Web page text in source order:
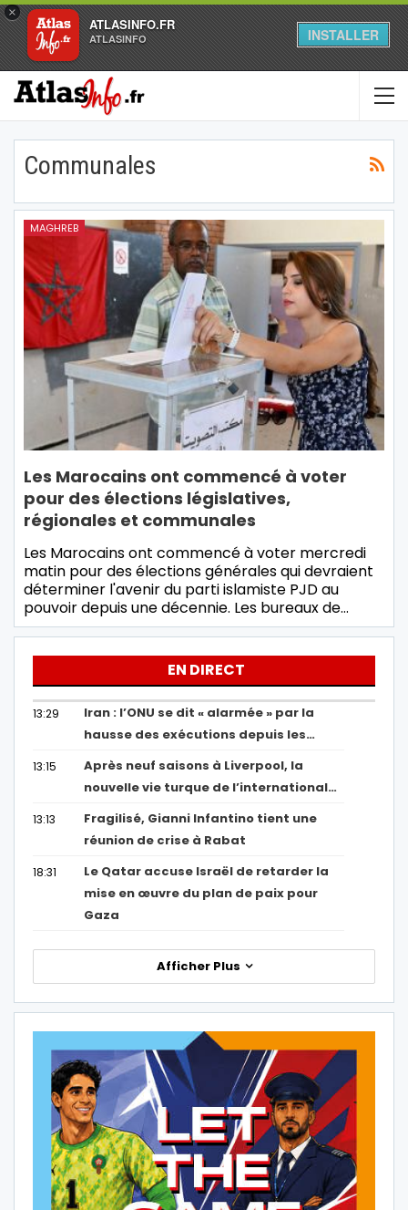
×
ATLASINFO.FR
ATLASINFO INSTALLER
Communales
MAGHREB
Les Marocains ont commencé à voter
pour des élections législatives,
régionales et communales
Les Marocains ont commencé à voter mercredi
matin pour des élections générales qui devraient
déterminer l'avenir du parti islamiste PJD au
pouvoir depuis une décennie. Les bureaux de…
EN DIRECT
13:29
Iran : l’ONU se dit « alarmée » par la
hausse des exécutions depuis les…
13:15
Après neuf saisons à Liverpool, la
nouvelle vie turque de l’international…
13:13
Fragilisé, Gianni Infantino tient une
réunion de crise à Rabat
18:31
Le Qatar accuse Israël de retarder la
mise en œuvre du plan de paix pour
Gaza
Afficher Plus